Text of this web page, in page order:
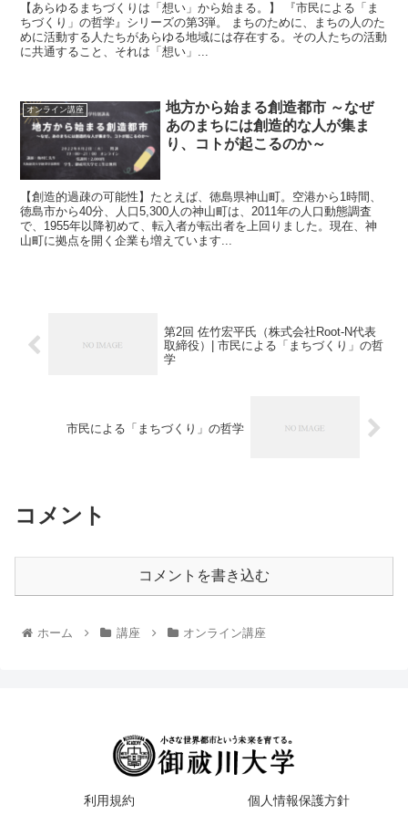
【あらゆるまちづくりは「想い」から始まる。】 『市民による「ま
ちづくり」の哲学』シリーズの第3弾。 まちのために、まちの人のた
めに活動する人たちがあらゆる地域には存在する。その人たちの活動
に共通すること、それは「想い」...
オンライン講座
地方から始まる創造都市 ～なぜ
あのまちには創造的な人が集ま
り、コトが起こるのか～
【創造的過疎の可能性】たとえば、徳島県神山町。空港から1時間、
徳島市から40分、人口5,300人の神山町は、2011年の人口動態調査
で、1955年以降初めて、転入者が転出者を上回りました。現在、神
山町に拠点を開く企業も増えています...
第2回 佐竹宏平氏（株式会社Root-N代表
取締役）| 市民による「まちづくり」の哲
学
市民による「まちづくり」の哲学
コメント
コメントを書き込む
ホーム 講座 オンライン講座
利用規約 個人情報保護方針